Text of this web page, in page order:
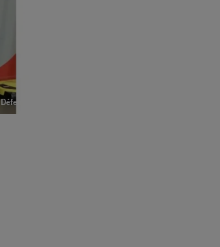
Défendre les droits humains